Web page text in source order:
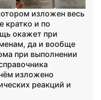
изложен весь
кратко и по
окажет при
да и вообще
при выполнении
изложено
реакций и